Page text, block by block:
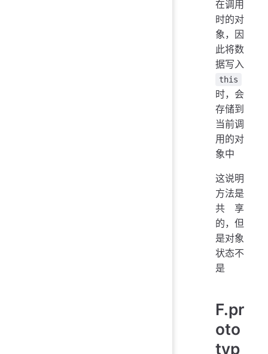
在调用
时的对
象，因
此将数
据写入
this
时，会
存储到
当前调
用的对
象中
这说明
方法是
共享
的，但
是对象
状态不
是
F.pr
oto
typ